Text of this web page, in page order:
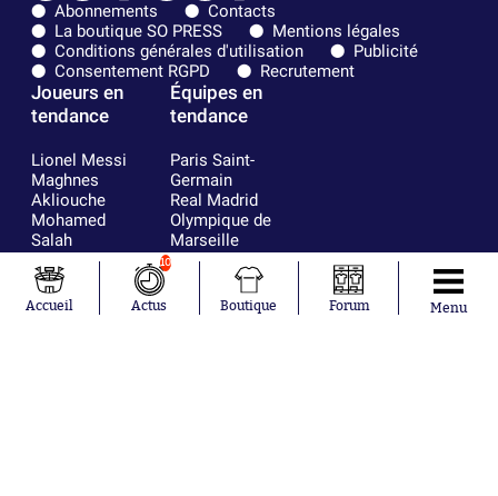
Abonnements
Contacts
La boutique SO PRESS
Mentions légales
Conditions générales d'utilisation
Publicité
Consentement RGPD
Recrutement
Joueurs en
tendance
Lionel Messi
Maghnes
Akliouche
Mohamed
Salah
Julián Álvarez
Ferrán Torres
Kilian Corredor
Équipes en
tendance
Paris Saint-
Germain
Real Madrid
Olympique de
Marseille
FIFA
FC Barcelone
Argentine
Olympique
Accueil
10
Actus Boutique Forum Menu